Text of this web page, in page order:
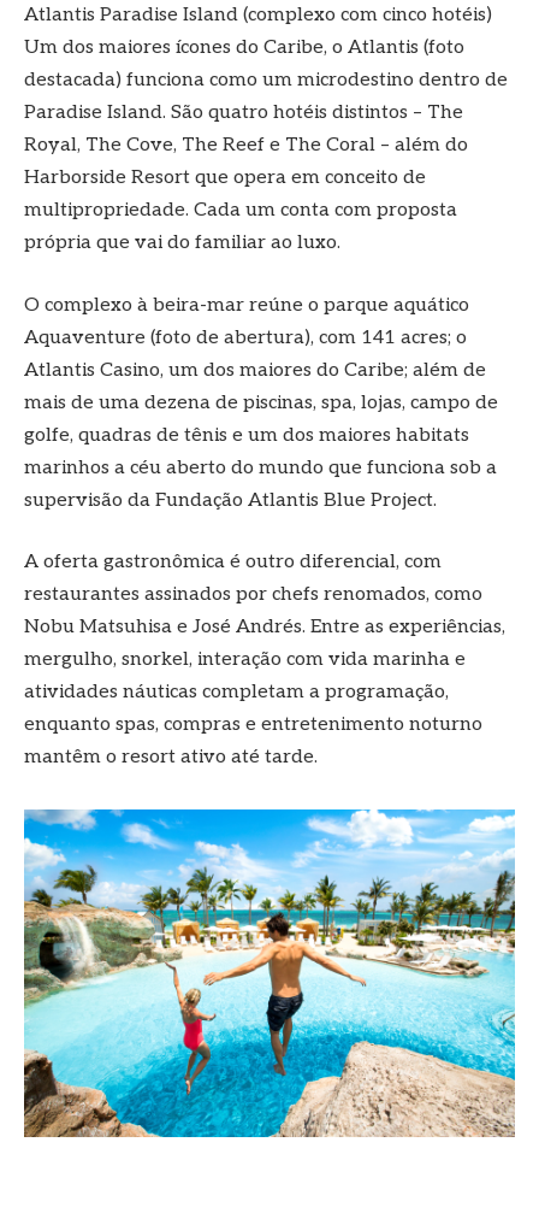
Atlantis Paradise Island (complexo com cinco hotéis)
Um dos maiores ícones do Caribe, o Atlantis (foto
destacada) funciona como um microdestino dentro de
Paradise Island. São quatro hotéis distintos – The
Royal, The Cove, The Reef e The Coral – além do
Harborside Resort que opera em conceito de
multipropriedade. Cada um conta com proposta
própria que vai do familiar ao luxo.
O complexo à beira-mar reúne o parque aquático
Aquaventure (foto de abertura), com 141 acres; o
Atlantis Casino, um dos maiores do Caribe; além de
mais de uma dezena de piscinas, spa, lojas, campo de
golfe, quadras de tênis e um dos maiores habitats
marinhos a céu aberto do mundo que funciona sob a
supervisão da Fundação Atlantis Blue Project.
A oferta gastronômica é outro diferencial, com
restaurantes assinados por chefs renomados, como
Nobu Matsuhisa e José Andrés. Entre as experiências,
mergulho, snorkel, interação com vida marinha e
atividades náuticas completam a programação,
enquanto spas, compras e entretenimento noturno
mantêm o resort ativo até tarde.